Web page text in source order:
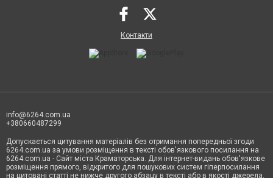
Контакти
info@6264.com.ua
+380660487299
Допускається цитування матеріалів без отримання попередньої згоди
6264.com.ua за умови розміщення в тексті обов'язкового посилання на
6264.com.ua - Сайт міста Краматорська. Для інтернет-видань обов'язкове
розміщення прямого, відкритого для пошукових систем гіперпосилання
на цитовані статті не нижче другого абзацу в тексті або в якості джерела.